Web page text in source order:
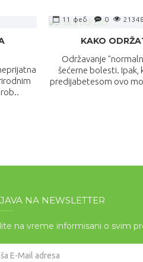
11 феб 0 21348
KAKO
Održavanje
šećerne bolesti. Ipak,
predijabetesom ovo
NA NEWSLETTER
na vreme informisani o svim